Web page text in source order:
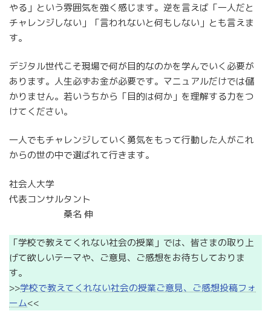
やる」という雰囲気を強く感じます。逆を言えば「一人だと
チャレンジしない」「言われないと何もしない」とも言えま
す。
デジタル世代こそ現場で何が目的なのかを学んでいく必要が
あります。人生必ずお金が必要です。マニュアルだけでは儲
かりません。若いうちから「目的は何か」を理解する力をつ
けてください。
一人でもチャレンジしていく勇気をもって行動した人がこれ
からの世の中で選ばれて行きます。
社会人大学
代表コンサルタント
桑名 伸
「学校で教えてくれない社会の授業」では、皆さまの取り上
げて欲しいテーマや、ご意見、ご感想をお待ちしておりま
す。
>>学校で教えてくれない社会の授業ご意見、ご感想投稿フォ
ーム<<